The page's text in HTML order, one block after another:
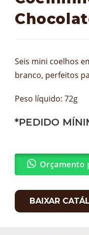
Seis mini coelhos
branco, perfeitos
Peso líquido: 72g
*PEDIDO
Orçamento
BAIXAR